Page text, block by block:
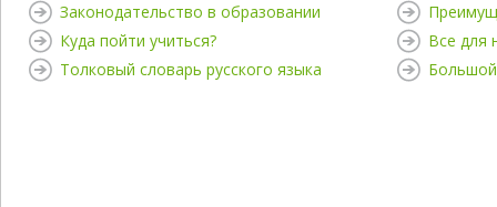
Законодательство в образовании
Куда пойти учиться?
Толковый словарь русского языка
Все для
Большой